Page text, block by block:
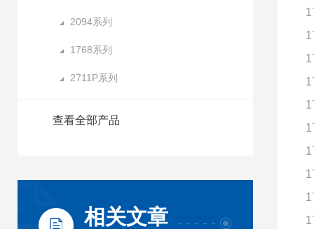
2094系列
1768系列
2711P系列
查看全部产品
相关文章